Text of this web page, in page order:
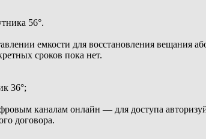
56°.
емкости для восстановления вещания
сроков пока нет.
36°;
каналам онлайн — для доступа
договора.